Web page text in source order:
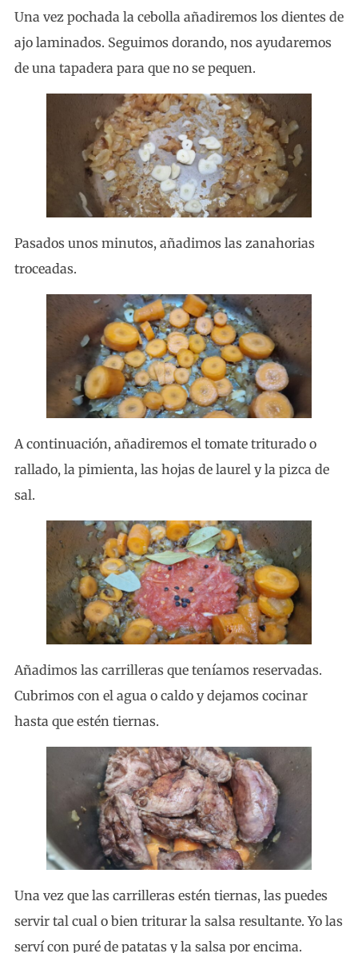
Una vez pochada la cebolla añadiremos los dientes de
ajo laminados. Seguimos dorando, nos ayudaremos
de una tapadera para que no se pequen.
Pasados unos minutos, añadimos las zanahorias
troceadas.
A continuación, añadiremos el tomate triturado o
rallado, la pimienta, las hojas de laurel y la pizca de
sal.
Añadimos las carrilleras que teníamos reservadas.
Cubrimos con el agua o caldo y dejamos cocinar
hasta que estén tiernas.
Una vez que las carrilleras estén tiernas, las puedes
servir tal cual o bien triturar la salsa resultante. Yo las
serví con puré de patatas y la salsa por encima.